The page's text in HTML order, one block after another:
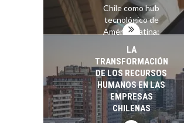
Chile como hub
tecnológico de
América Latina:
LA
TRANSFORMACIÓN
DE LOS RECURSOS
HUMANOS EN LAS
EMPRESAS
CHILENAS